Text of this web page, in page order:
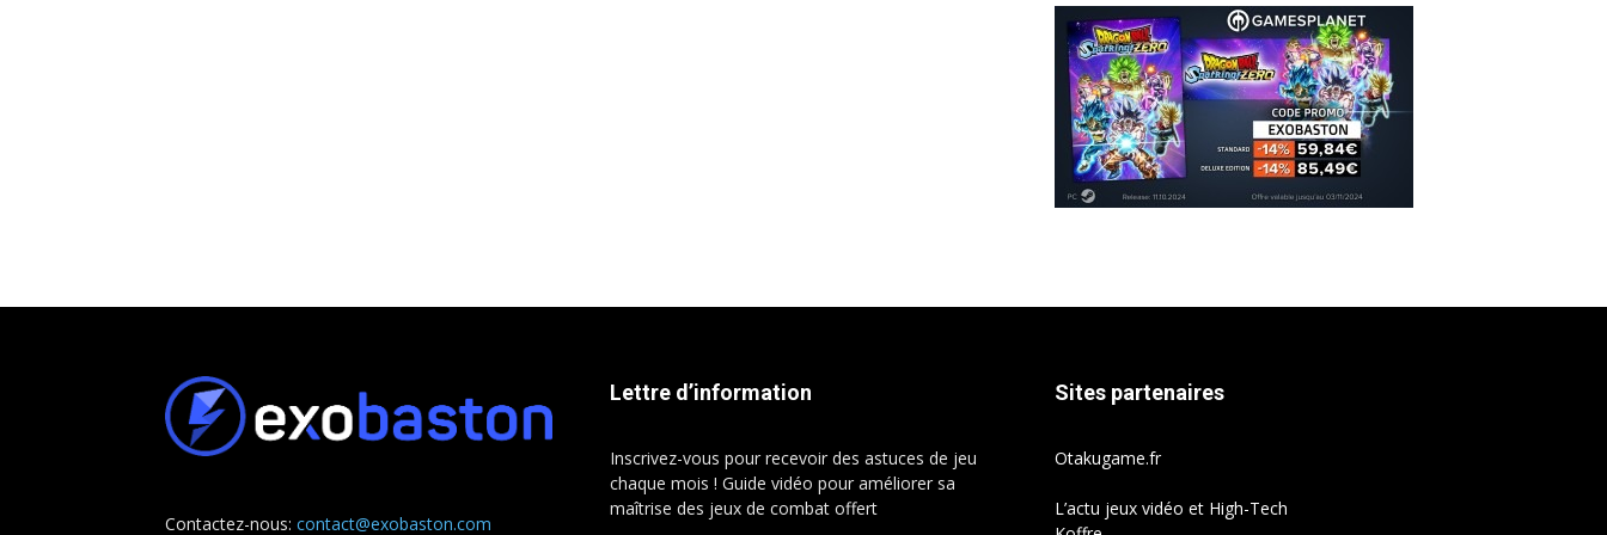
Contactez-nous: contact@exobaston.com
Lettre d’information
Inscrivez-vous pour recevoir des astuces de jeu
chaque mois ! Guide vidéo pour améliorer sa
maîtrise des jeux de combat offert
Sites partenaires
Otakugame.fr
L’actu jeux vidéo et High-Tech